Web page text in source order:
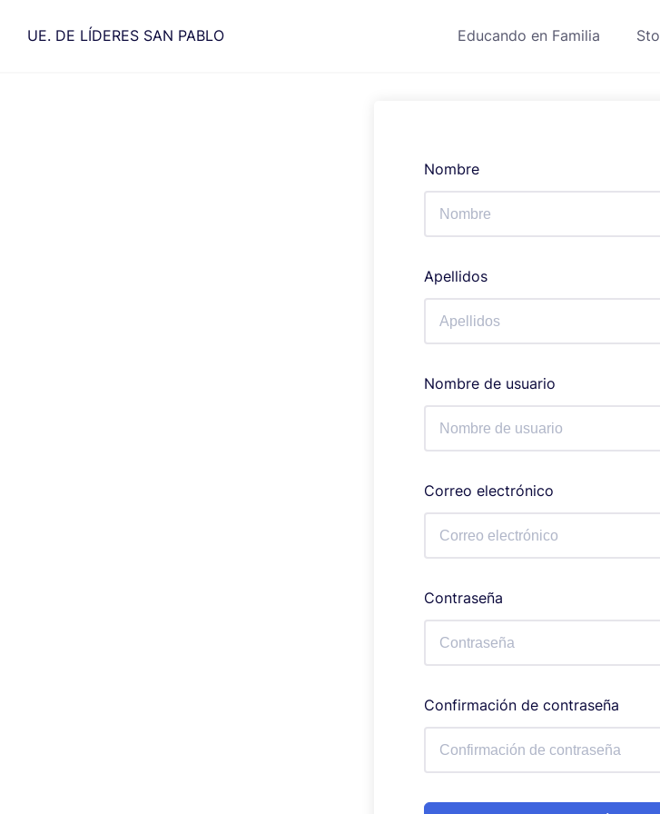
UE. DE LÍDERES SAN PABLO Educando en Familia
Nombre
Apellidos
Nombre de usuario
Correo electrónico
Contraseña
Confirmación de contraseña